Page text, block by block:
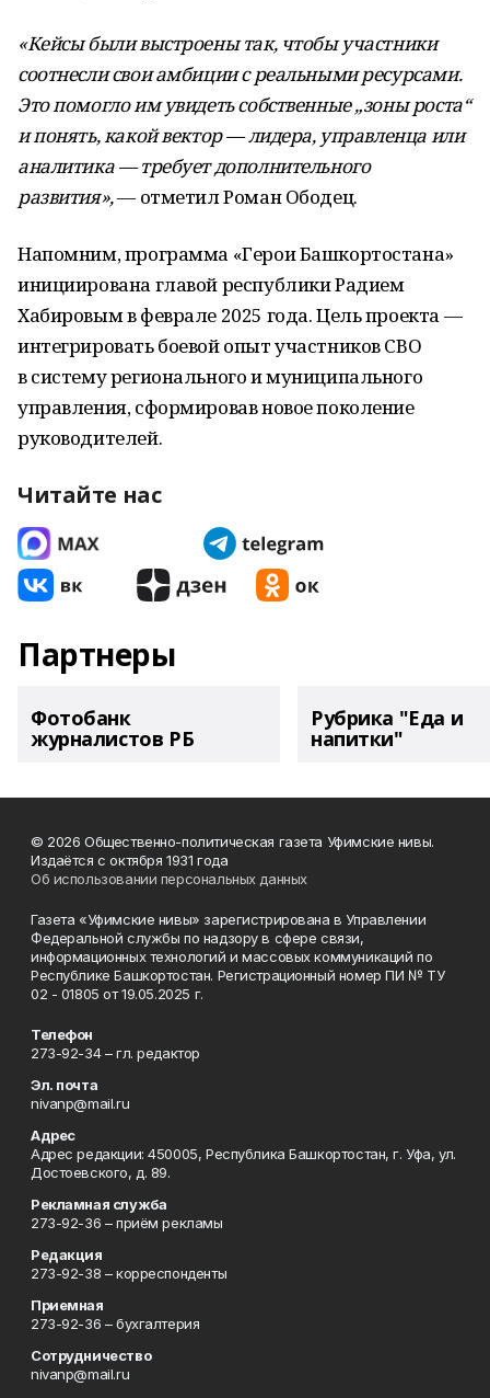
«Кейсы были выстроены так, чтобы участники
соотнесли свои амбиции с реальными ресурсами.
Это помогло им увидеть собственные „зоны роста“
и понять, какой вектор — лидера, управленца или
аналитика — требует дополнительного
развития»,— отметил Роман Ободец.
Напомним, программа «Герои Башкортостана»
инициирована главой республики Радием
Хабировым в феврале 2025 года. Цель проекта —
интегрировать боевой опыт участников СВО
в систему регионального и муниципального
управления, сформировав новое поколение
руководителей.
Читайте нас
Партнеры
Фотобанк
журналистов РБ
Рубрика "Еда и
напитки"
© 2026 Общественно-политическая газета Уфимские нивы.
Издаётся с октября 1931 года
Об использовании персональных данных
Газета «Уфимские нивы» зарегистрирована в Управлении
Федеральной службы по надзору в сфере связи,
информационных технологий и массовых коммуникаций по
Республике Башкортостан. Регистрационный номер ПИ № ТУ
02 - 01805 от 19.05.2025 г.
Телефон
273-92-34 – гл. редактор
Эл. почта
nivanp@mail.ru
Адрес
Адрес редакции: 450005, Республика Башкортостан, г. Уфа, ул.
Достоевского, д. 89.
Рекламная служба
273-92-36 – приём рекламы
Редакция
273-92-38 – корреспонденты
Приемная
273-92-36 – бухгалтерия
Сотрудничество
nivanp@mail.ru